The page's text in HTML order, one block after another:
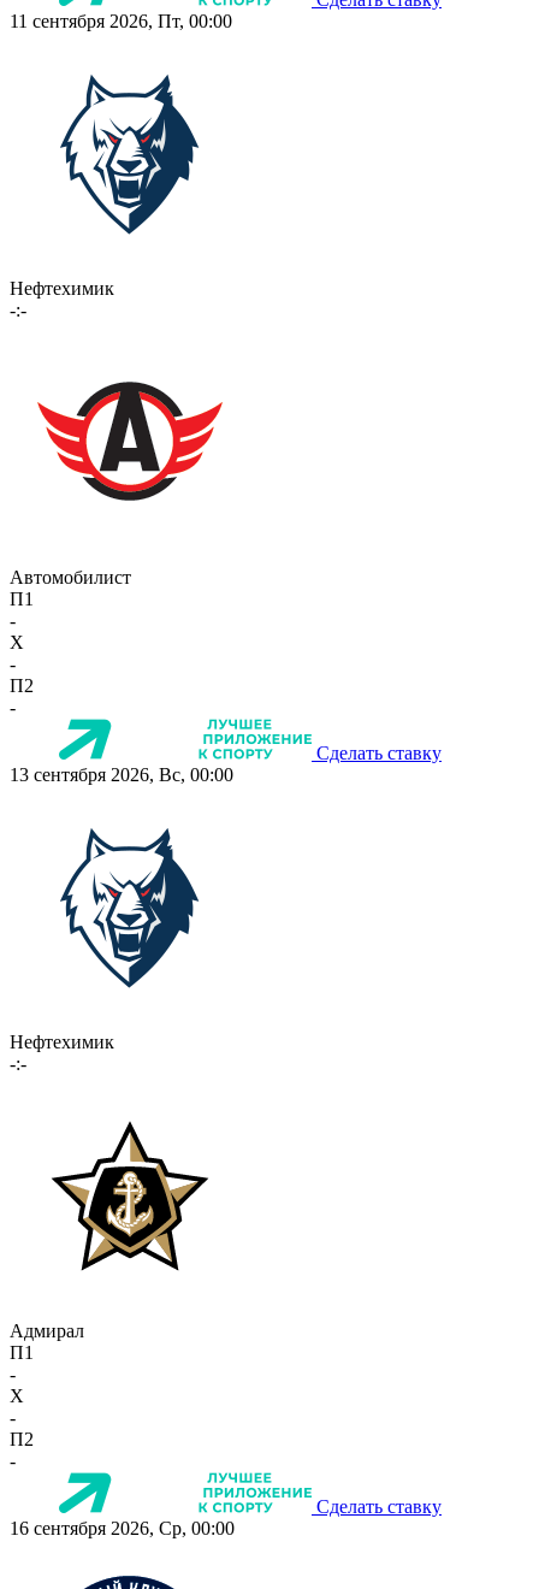
11 сентября 2026, Пт, 00:00
Нефтехимик
-:-
Автомобилист
П1
-
X
-
П2
-
Сделать ставку
13 сентября 2026, Вс, 00:00
Нефтехимик
-:-
Адмирал
П1
-
X
-
П2
-
Сделать ставку
16 сентября 2026, Ср, 00:00